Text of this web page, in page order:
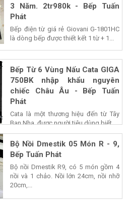
3 Năm. 2tr980k - Bếp Tuấn
Phát
Bếp điện từ giá rẻ Giovani G-1801HC
là dòng bếp được thiết kết 1 từ + 1...
Bếp Từ 6 Vùng Nấu Cata GIGA
750BK nhập khẩu nguyên
chiếc Châu Âu - Bếp Tuấn
Phát
Cata là một thương hiệu đến từ Tây
Ban Nha, được người tiêu dùng biết...
Bộ Nồi Dmestik 05 Món R - 9,
Bếp Tuấn Phát
Bộ nồi Dmestik R9, có 5 món gồm 4
nồi và 1 chảo. Nồi lớn 24cm, nồi nhỡ
20cm,...